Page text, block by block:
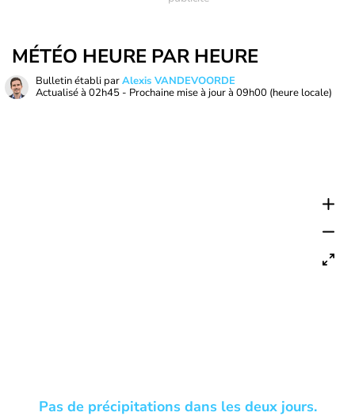
MÉTÉO HEURE PAR HEURE
Bulletin établi parAlexis VANDEVOORDE
Actualisé à 02h45 - Prochaine mise à jour à 09h00 (heure locale)
Pas de précipitations dans les deux jours.